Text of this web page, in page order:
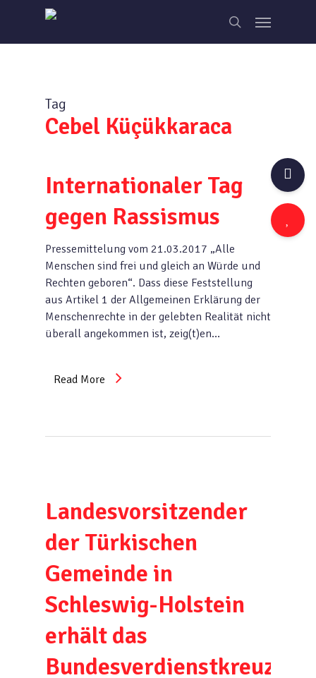
main
search
Menu
Tag
Cebel Küçükkaraca
Internationaler Tag
gegen Rassismus
Pressemittelung vom 21.03.2017 „Alle
Menschen sind frei und gleich an Würde und
Rechten geboren“. Dass diese Feststellung
aus Artikel 1 der Allgemeinen Erklärung der
Menschenrechte in der gelebten Realität nicht
überall angekommen ist, zeig(t)en…
Read More
Landesvorsitzender
der Türkischen
Gemeinde in
Schleswig-Holstein
erhält das
Bundesverdienstkreuz